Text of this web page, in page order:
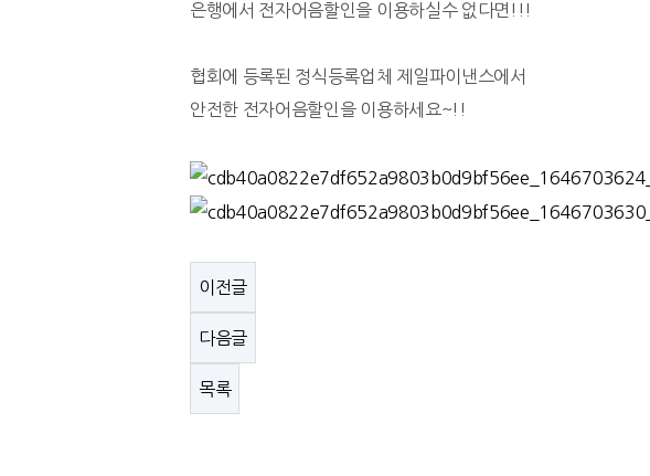
은행에서 전자어음할인을 이용하실수 없다면!!!
협회에 등록된 정식등록업체 제일파이낸스에서
안전한 전자어음할인을 이용하세요~!!
이전글
다음글
목록